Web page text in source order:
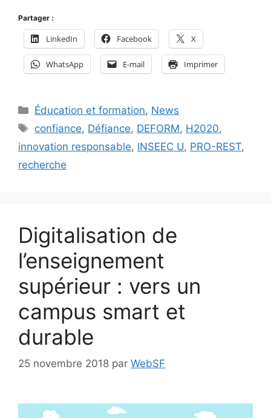
Partager :
LinkedIn Facebook X
WhatsApp E-mail Imprimer
Catégories
Éducation et formation, News
Étiquettes
confiance, Défiance, DEFORM, H2020,
innovation responsable, INSEEC U, PRO-REST,
recherche
Digitalisation de
l’enseignement
supérieur : vers un
campus smart et
durable
25 novembre 2018 par WebSF